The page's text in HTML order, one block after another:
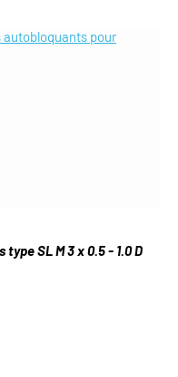
SL M 3 x 0.5 - 1.0 D